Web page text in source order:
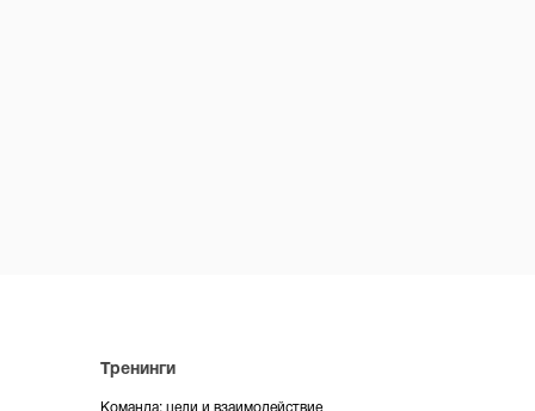
Тренинги
команда: цели и взаимодействие